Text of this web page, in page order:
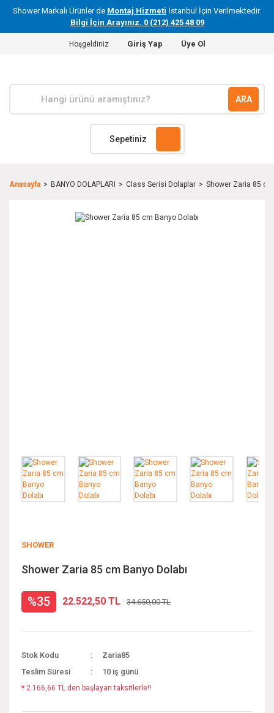
Shower Markalı Ürünler de Montaj Hizmeti İstanbul İçin Verilmektedir.
Bilgi İçin Arayınız. 0 (212) 425 48 09
Hoşgeldiniz Giriş Yap Üye Ol
ARA
Sepetiniz
Anasayfa BANYO DOLAPLARI Class Serisi Dolaplar Shower Zaria 85
SHOWER
Shower Zaria 85 cm Banyo Dolabı
%35 22.522,50 TL 34.650,00 TL
Stok Kodu
Zaria85
Teslim Süresi
10 iş günü
* 2.166,66 TL den başlayan taksitlerle!!